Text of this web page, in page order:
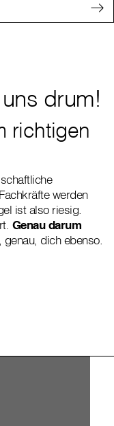
drum!
richtigen
werden
ist also riesig.
Genau darum
dich ebenso.